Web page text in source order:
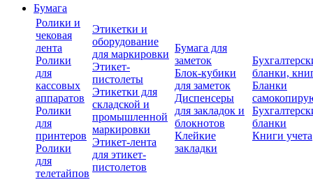
Бумага
Ролики и
чековая
лента
Ролики
для
кассовых
аппаратов
Ролики
для
принтеров
Ролики
для
телетайпов
Этикетки и
оборудование
для маркировки
Этикет-
пистолеты
Этикетки для
складской и
промышленной
маркировки
Этикет-лента
для этикет-
пистолетов
Бумага для
заметок
Блок-кубики
для заметок
Диспенсеры
для закладок и
блокнотов
Клейкие
закладки
бланки,
Бланки
бланки
Книги учета